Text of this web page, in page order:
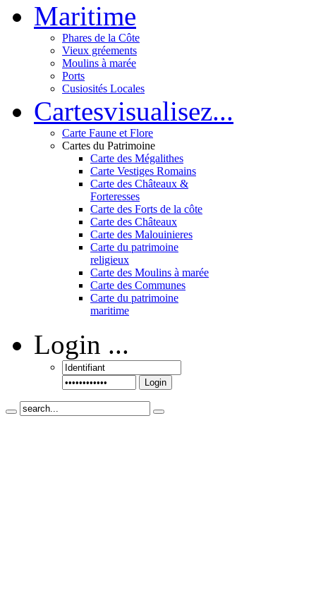
Maritime
Phares de la Côte
Vieux gréements
Moulins à marée
Ports
Cusiosités Locales
Cartesvisualisez...
Carte Faune et Flore
Cartes du Patrimoine
Carte des Mégalithes
Carte Vestiges Romains
Carte des Châteaux &
Forteresses
Carte des Forts de la côte
Carte des Châteaux
Carte des Malouinieres
Carte du patrimoine
religieux
Carte des Moulins à marée
Carte des Communes
Carte du patrimoine
maritime
Login ...
Login